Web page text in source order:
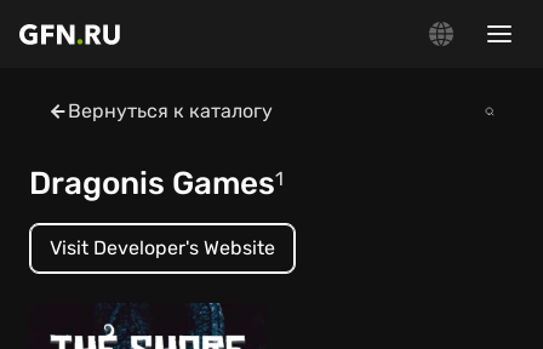
Вернуться к каталогу
Dragonis Games1
Visit Developer's Website